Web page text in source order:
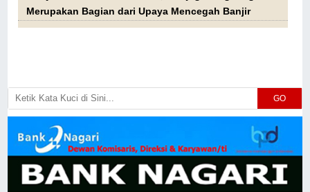
Merupakan Bagian dari Upaya Mencegah Banjir
GO